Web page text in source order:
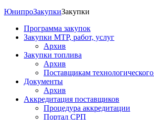
ЮнипроЗакупкиЗакупки
Программа закупок
Закупки МТР, работ, услуг
Архив
Закупки топлива
Архив
Поставщикам
Документы
Архив
Аккредитация поставщиков
Процедура аккредитации
Портал СРП